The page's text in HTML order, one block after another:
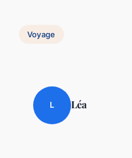
Voyage
L Léa